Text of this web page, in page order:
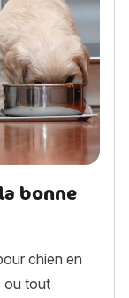
bonne
chien en
ou tout